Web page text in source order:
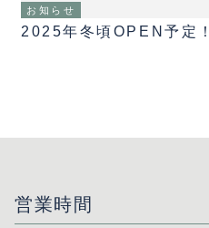
お知らせ
2025年冬頃OPEN予定！
営業時間